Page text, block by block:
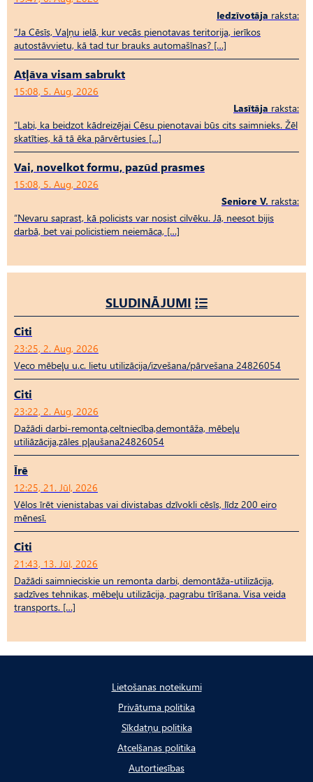
Iedzīvotāja raksta:
“Ja Cēsīs, Vaļņu ielā, kur vecās pienotavas teritorija, ierīkos
autostāvvietu, kā tad tur brauks automašīnas? […]
Atļāva visam sabrukt
15:08, 5. Aug, 2026
Lasītāja raksta:
“Labi, ka beidzot kādreizējai Cēsu pienotavai būs cits saimnieks. Žēl
skatīties, kā tā ēka pārvērtusies […]
Vai, novelkot formu, pazūd prasmes
15:08, 5. Aug, 2026
Seniore V. raksta:
“Nevaru saprast, kā policists var nosist cilvēku. Jā, neesot bijis
darbā, bet vai policistiem neiemāca, […]
SLUDINĀJUMI
Citi
23:25, 2. Aug, 2026
Veco mēbeļu u.c. lietu utilizācija/izvešana/pārvešana 24826054
Citi
23:22, 2. Aug, 2026
Dažādi darbi-remonta,celtniecība,demontāža, mēbeļu
utiliāzācija,zāles pļaušana24826054
Īrē
12:25, 21. Jūl, 2026
Vēlos īrēt vienistabas vai divistabas dzīvokli cēsīs, līdz 200 eiro
mēnesī.
Citi
21:43, 13. Jūl, 2026
Dažādi saimnieciskie un remonta darbi, demontāža-utilizācija,
sadzīves tehnikas, mēbeļu utilizācija, pagrabu tīrīšana. Visa veida
transports. […]
Lietošanas noteikumi
Privātuma politika
Sīkdatņu politika
Atcelšanas politika
Autortiesības